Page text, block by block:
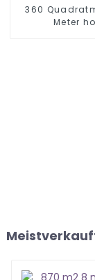
360
Meter